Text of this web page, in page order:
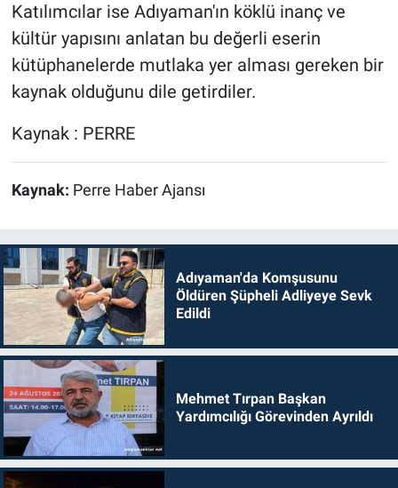
Katılımcılar ise Adıyaman'ın köklü inanç ve
kültür yapısını anlatan bu değerli eserin
kütüphanelerde mutlaka yer alması gereken bir
kaynak olduğunu dile getirdiler.
Kaynak : PERRE
Kaynak: Perre Haber Ajansı
Adıyaman'da Komşusunu
Öldüren Şüpheli Adliyeye Sevk
Edildi
Mehmet Tırpan Başkan
Yardımcılığı Görevinden Ayrıldı